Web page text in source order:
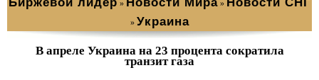
» »
» Украина
В апреле Украина на 23 процента сократила
транзит газа